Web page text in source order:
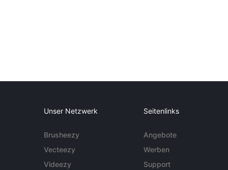
Unser Netzwerk
Brusheezy
Vecteezy
Videezy
Seitenlinks
Angebote
Werben
Support